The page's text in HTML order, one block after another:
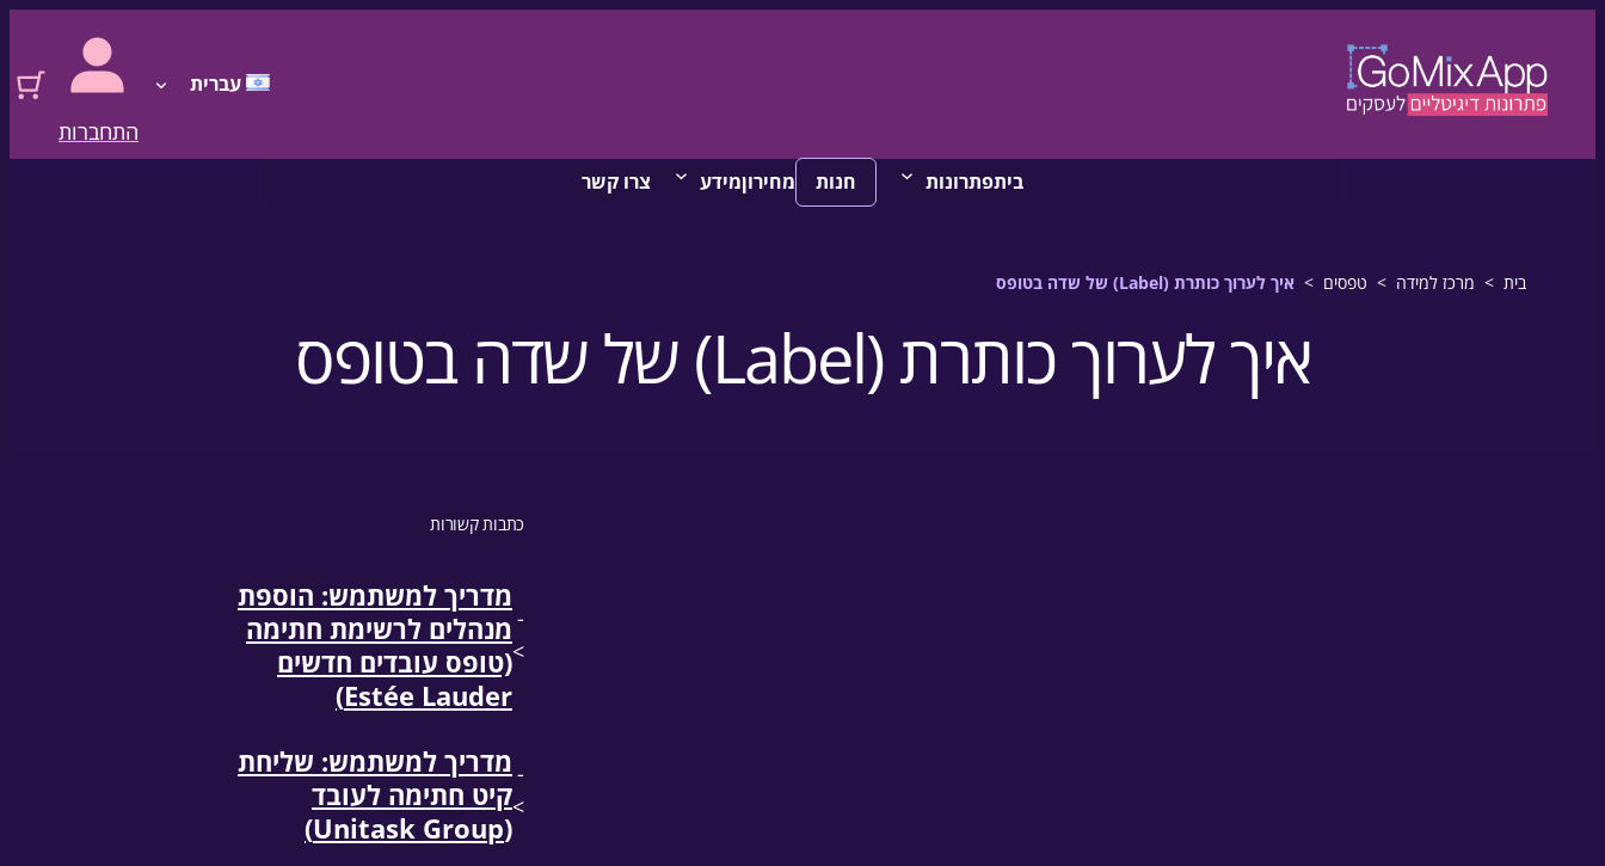
עברית
התחברות
ביתפתרונות חנות מחירוןמידע צרו קשר
בית > מרכז למידה > טפסים > איך לערוך כותרת (Label) של שדה בטופס
איך לערוך כותרת (Label) של שדה בטופס
כתבות קשורות
-
>
מדריך למשתמש: הוספת
מנהלים לרשימת חתימה
(טופס עובדים חדשים
Estée Lauder)
-
>
מדריך למשתמש: שליחת
קיט חתימה לעובד
(Unitask Group)